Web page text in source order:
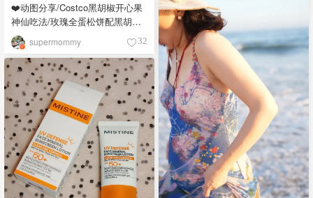
❤️动图分享/Costco黑胡椒开心果
神仙吃法/玫瑰全蛋松饼配黑胡椒
开心果碎太惊艳😍
supermommy 32